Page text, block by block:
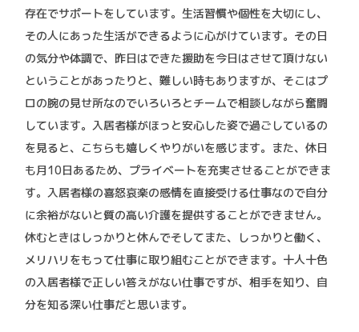
存在でサポートをしています。生活習慣や個性を大切にし、
その人にあった生活ができるように心がけています。その日
の気分や体調で、昨日はできた援助を今日はさせて頂けない
ということがあったりと、難しい時もありますが、そこはプ
ロの腕の見せ所なのでいろいろとチームで相談しながら奮闘
しています。入居者様がほっと安心した姿で過ごしているの
を見ると、こちらも嬉しくやりがいを感じます。また、休日
も月10日あるため、プライベートを充実させることができま
す。入居者様の喜怒哀楽の感情を直接受ける仕事なので自分
に余裕がないと質の高い介護を提供することができません。
休むときはしっかりと休んでそしてまた、しっかりと働く、
メリハリをもって仕事に取り組むことができます。十人十色
の入居者様で正しい答えがない仕事ですが、相手を知り、自
分を知る深い仕事だと思います。